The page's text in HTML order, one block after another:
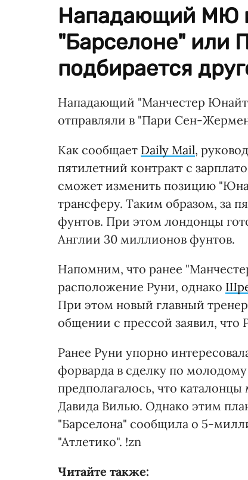
Нападающий МЮ
"Барселоне" или
подбирается
Нападающий "Манчестер
отправляли в "Пари Сен-
Как сообщает Daily Mail,
пятилетний контракт с
сможет изменить позицию
трансферу. Таким образом, за
фунтов. При этом лондонцы
Англии 30 миллионов фунтов.
Напомним, что ранее
расположение Руни, однако
При этом новый главный
общении с прессой заявил, что
Ранее Руни упорно
форварда в сделку по молодому
предполагалось, что
Давида Вилью. Однако этим
"Барселона" сообщила о 5-
"Атлетико". !zn
Читайте также: